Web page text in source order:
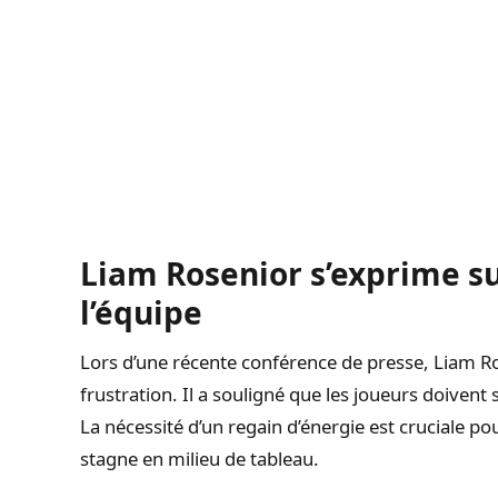
Liam Rosenior s’exprime
l’équipe
Lors d’une récente conférence de presse, Liam
frustration. Il a souligné que les joueurs
La nécessité d’un regain d’énergie est cruciale
stagne en milieu de tableau.